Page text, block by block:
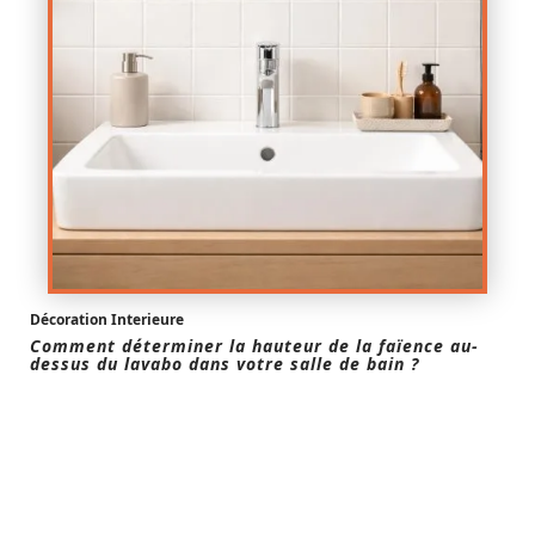
Décoration Interieure
Comment déterminer la hauteur de la faïence au-
dessus du lavabo dans votre salle de bain ?